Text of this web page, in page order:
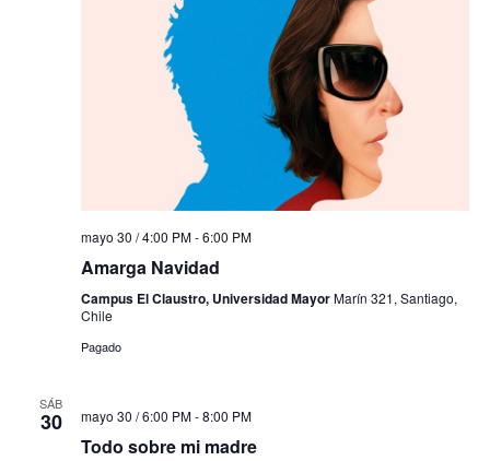
mayo 30 / 4:00 PM-6:00 PM
Amarga Navidad
Campus El Claustro, Universidad MayorMarín 321, Santiago,
Chile
Pagado
SÁB
30 mayo 30 / 6:00 PM-8:00 PM
Todo sobre mi madre